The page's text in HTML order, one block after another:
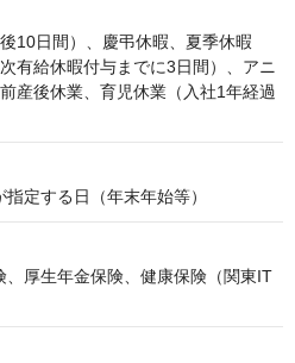
10日間）、慶弔休暇、夏季休暇
有給休暇付与までに3日間）、アニ
産後休業、育児休業（入社1年経過
厚生年金保険、健康保険（関東IT